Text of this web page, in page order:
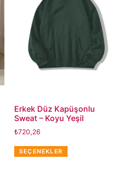
Erkek Düz Kapüşonlu
Sweat – Koyu Yeşil
₺720,26
SEÇENEKLER